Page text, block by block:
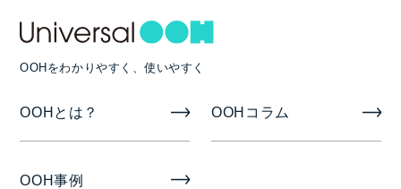
OOHをわかりやすく、使いやすく
OOHとは？ OOHコラム
OOH事例